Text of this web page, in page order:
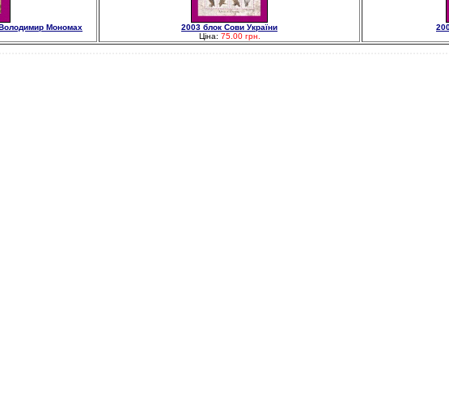
Мономах
2003 блок Сови України
Ціна: 75.00 грн.